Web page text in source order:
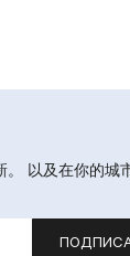
以及在你的城